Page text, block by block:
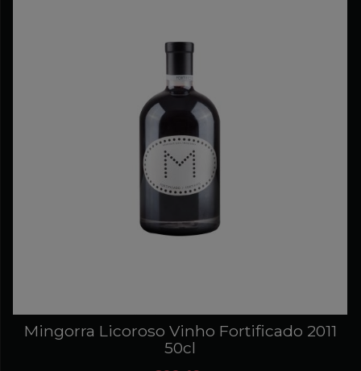
Mingorra Licoroso Vinho Fortificado 2011
50cl